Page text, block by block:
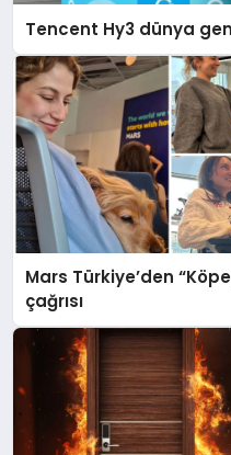
Tencent Hy3 dünya
Mars Türkiye’den
çağrısı